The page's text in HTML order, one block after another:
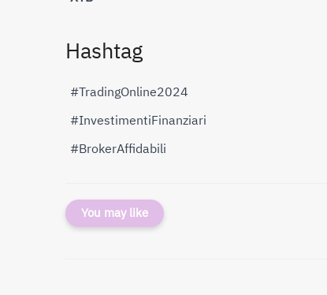
Hashtag
#TradingOnline2024
#InvestimentiFinanziari
#BrokerAffidabili
You may like